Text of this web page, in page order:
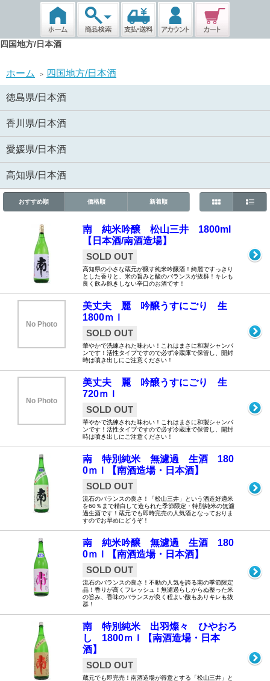
四国地方/日本酒
ホーム > 四国地方/日本酒
徳島県/日本酒
香川県/日本酒
愛媛県/日本酒
高知県/日本酒
おすすめ順 価格順 新着順
南 純米吟醸 松山三井 1800ml
【日本酒/南酒造場】
SOLD OUT
高知県の小さな蔵元が醸す純米吟醸酒！綺麗ですっきり
とした香りと、米の旨みと酸のバランスが抜群！キレも
良く飲み飽きしない辛口のお酒です！
No Photo
美丈夫 麗 吟醸うすにごり 生
1800ｍｌ
SOLD OUT
華やかで洗練された味わい！これはまさに和製シャンパ
ンです！活性タイプですので必ず冷蔵庫で保管し、開封
時は噴き出しにご注意ください！
No Photo
美丈夫 麗 吟醸うすにごり 生
720ｍｌ
SOLD OUT
華やかで洗練された味わい！これはまさに和製シャンパ
ンです！活性タイプですので必ず冷蔵庫で保管し、開封
時は噴き出しにご注意ください！
南 特別純米 無濾過 生酒 180
0ｍｌ【南酒造場・日本酒】
SOLD OUT
流石のバランスの良さ！「松山三井」という酒造好適米
を60％まで精白して造られた季節限定・特別純米の無濾
過生酒です！蔵元でも即時完売の人気酒となっておりま
すのでお早めにどうぞ！
南 純米吟醸 無濾過 生酒 180
0ｍｌ【南酒造場・日本酒】
SOLD OUT
流石のバランスの良さ！不動の人気を誇る南の季節限定
品！香りが高くフレッシュ！無濾過らしからぬ整った米
の旨み、香味のバランスが良く程よい酸もありキレも抜
群！
南 特別純米 出羽燦々 ひやおろ
し 1800ｍｌ【南酒造場・日本
酒】
SOLD OUT
蔵元でも即完売！南酒造場が得意とする「松山三井」と